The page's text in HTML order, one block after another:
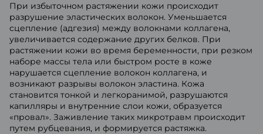
При избыточном растяжении кожи происходит
разрушение эластических волокон. Уменьшается
сцепление (адгезия) между волокнами коллагена,
увеличивается содержание других белков. При
растяжении кожи во время беременности, при резком
наборе массы тела или быстром росте в коже
нарушается сцепление волокон коллагена, и
возникают разрывы волокон эластина. Кожа
становится тонкой и легкоранимой, разрушаются
капилляры и внутренние слои кожи, образуется
«провал». Заживление таких микротравм происходит
путем рубцевания, и формируется растяжка.